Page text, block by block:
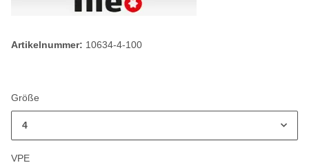
Artikelnummer: 10634-4-100
Größe
4
VPE